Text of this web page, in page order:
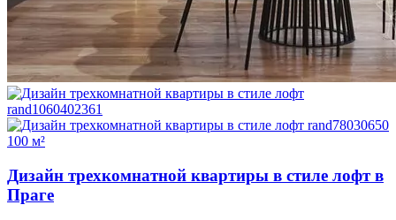
100 м²
Дизайн трехкомнатной квартиры в стиле лофт в
Праге